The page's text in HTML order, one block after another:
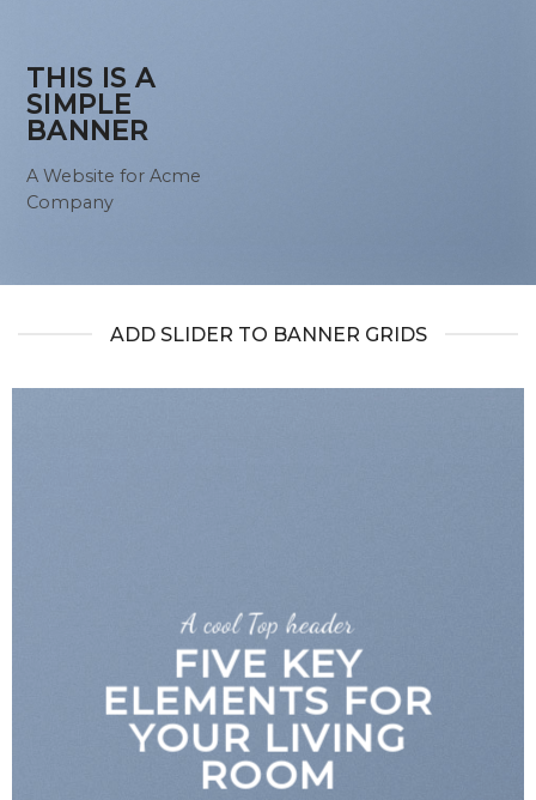
THIS IS A
SIMPLE
BANNER
A Website for Acme
Company
ADD SLIDER TO BANNER GRIDS
A cool Top header
FIVE KEY
ELEMENTS FOR
YOUR LIVING
ROOM